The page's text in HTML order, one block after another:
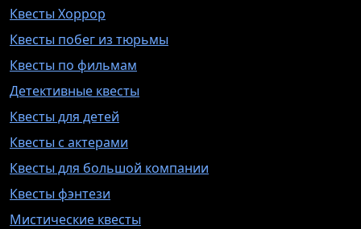
Квесты Хоррор
Квесты побег из тюрьмы
Квесты по фильмам
Детективные квесты
Квесты для детей
Квесты с актерами
Квесты для большой компании
Квесты фэнтези
Мистические квесты